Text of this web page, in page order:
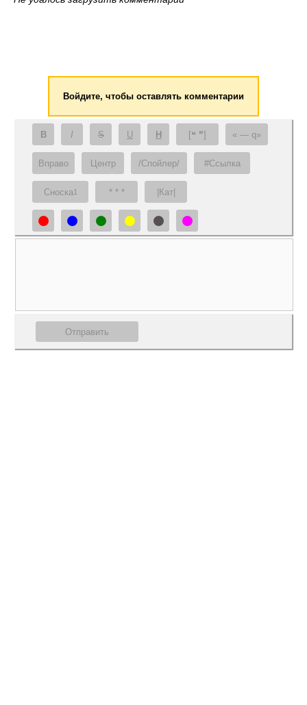
Войдите, чтобы оставлять комментарии
B I S U H [❝ ❞] — q
Вправо Центр /Спойлер/ #Ссылка
Сноска1 * * * |Кат|